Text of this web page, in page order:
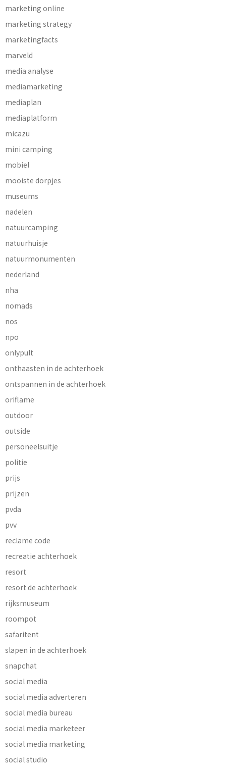
marketing online
marketing strategy
marketingfacts
marveld
media analyse
mediamarketing
mediaplan
mediaplatform
micazu
mini camping
mobiel
mooiste dorpjes
museums
nadelen
natuurcamping
natuurhuisje
natuurmonumenten
nederland
nha
nomads
nos
npo
onlypult
onthaasten in de achterhoek
ontspannen in de achterhoek
oriflame
outdoor
outside
personeelsuitje
politie
prijs
prijzen
pvda
pvv
reclame code
recreatie achterhoek
resort
resort de achterhoek
rijksmuseum
roompot
safaritent
slapen in de achterhoek
snapchat
social media
social media adverteren
social media bureau
social media marketeer
social media marketing
social studio